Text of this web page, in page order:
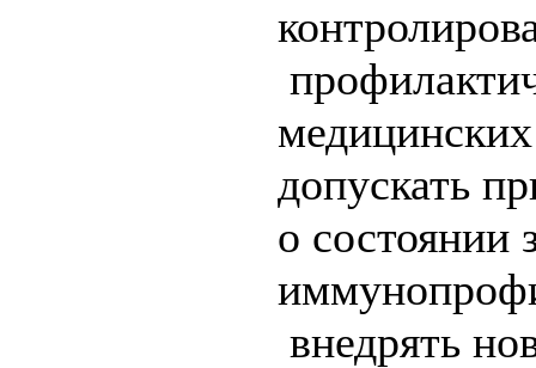
допускать
о состоянии
внедрять